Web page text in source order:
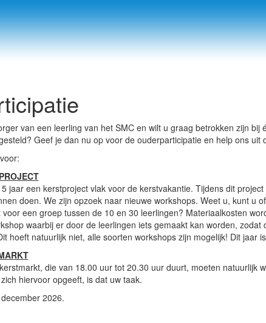
van een leerling van het SMC en wilt u graag betrokken zijn bij
Geef je dan nu op voor de ouderparticipatie en help ons uit
jaar een kerstproject vlak voor de kerstvakantie. Tijdens dit
doen. We zijn opzoek naar nieuwe workshops. Weet u, kunt u
een groep tussen de 10 en 30 leerlingen? Materiaalkosten
waarbij er door de leerlingen iets gemaakt kan worden,
hoeft natuurlijk niet, alle soorten workshops zijn mogelijk! Dit jaar
die van 18.00 uur tot 20.30 uur duurt, moeten natuurlijk
hiervoor opgeeft, is dat uw taak.
2026.